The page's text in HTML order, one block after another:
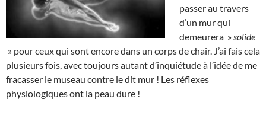
passer au travers
d’un mur qui
demeurera » solide
» pour ceux qui sont encore dans un corps de chair. J’ai fais cela
plusieurs fois, avec toujours autant d’inquiétude à l’idée de me
fracasser le museau contre le dit mur ! Les réflexes
physiologiques ont la peau dure !